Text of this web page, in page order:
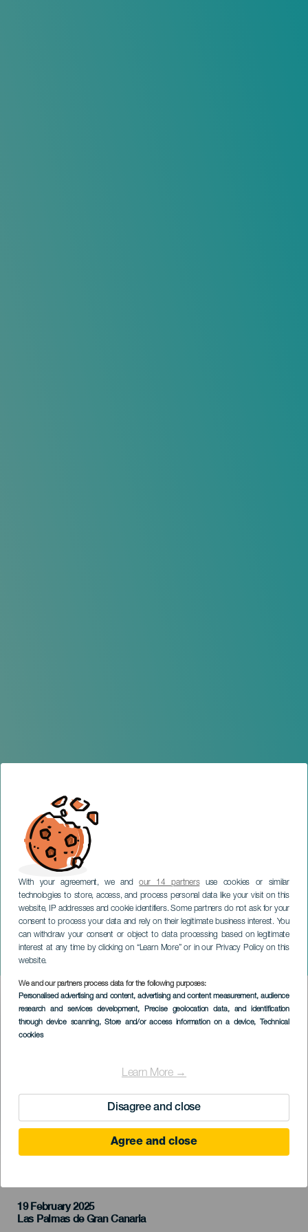
With your agreement, we andour 14 partnersuse cookies or similar
technologies to store, access, and process personal data like your visit on this
website, IP addresses and cookie identifiers. Some partners do not ask for your
consent to process your data and rely on their legitimate business interest. You
can withdraw your consent or object to data processing based on legitimate
interest at any time by clicking on “Learn More” or in our Privacy Policy on this
website.
We and our partners process data for the following purposes:
Personalised advertising and content, advertising and content measurement, audience
research and services development, Precise geolocation data, and identification
through device scanning, Store and/or access information on a device, Technical
cookies
Learn More →
Disagree and close
Agree and close
Angel Wang: zongorakoncert
GRAN CANARIA
Imagen
Listado
19 February 2025
Localidad
Las Palmas de Gran Canaria